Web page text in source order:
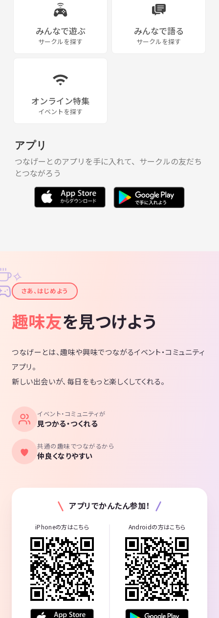
みんなで遊ぶ
サークルを探す
みんなで語る
サークルを探す
オンライン特集
イベントを探す
アプリ
つなげーとのアプリを手に入れて、サークルの友だち
とつながろう
✦
✧
さあ、はじめよう
趣味友を見つけよう
つなげーとは、趣味や興味でつながるイベント・コミュニティ
アプリ。
新しい出会いが、毎日をもっと楽しくしてくれる。
イベント・コミュニティが
見つかる・つくれる
共通の趣味でつながるから
仲良くなりやすい
アプリでかんたん参加！
iPhoneの方はこちら Androidの方はこちら